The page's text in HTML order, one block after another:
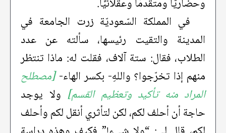
وحضاريًّا ومتقدّمًا وعقلانيًا.
في المملكة السّعوديّة زرت الجامعة في
المدينة والتقيت رئيسها، سألته عن عدد
الطلاب، فقال: ستة آلاف، فقلت له: ماذا تنتظر
منهم إذا تخرّجوا؟ واللهِ- بكسر الهاء-[مصطلح
المراد منه تأكيد وتعظيم القسم] ولا يوجد
حاجة أن أحلف لكم، لكن لتأثري أنقل لكم وأحلف